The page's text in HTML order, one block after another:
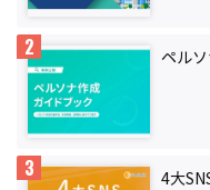
ペル
4大